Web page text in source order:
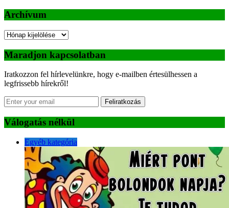
Archívum
Archívum
Maradjon kapcsolatban
Iratkozzon fel hírlevelünkre, hogy e-mailben értesülhessen a
legfrissebb hírekről!
Feliratkozás
Válogatás nélkül
Egyéb kategória